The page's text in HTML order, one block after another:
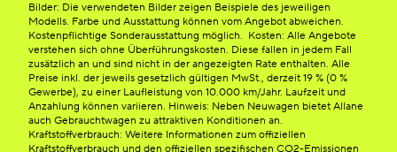
Bilder: Die verwendeten Bilder zeigen Beispiele des jeweiligen
Modells. Farbe und Ausstattung können vom Angebot abweichen.
Kostenpflichtige Sonderausstattung möglich. Kosten: Alle Angebote
verstehen sich ohne Überführungskosten. Diese fallen in jedem Fall
zusätzlich an und sind nicht in der angezeigten Rate enthalten. Alle
Preise inkl. der jeweils gesetzlich gültigen MwSt., derzeit 19 % (0 %
Gewerbe), zu einer Laufleistung von 10.000 km/Jahr. Laufzeit und
Anzahlung können variieren. Hinweis: Neben Neuwagen bietet Allane
auch Gebrauchtwagen zu attraktiven Konditionen an.
Kraftstoffverbrauch: Weitere Informationen zum offiziellen
Kraftstoffverbrauch und den offiziellen spezifischen CO2-Emissionen